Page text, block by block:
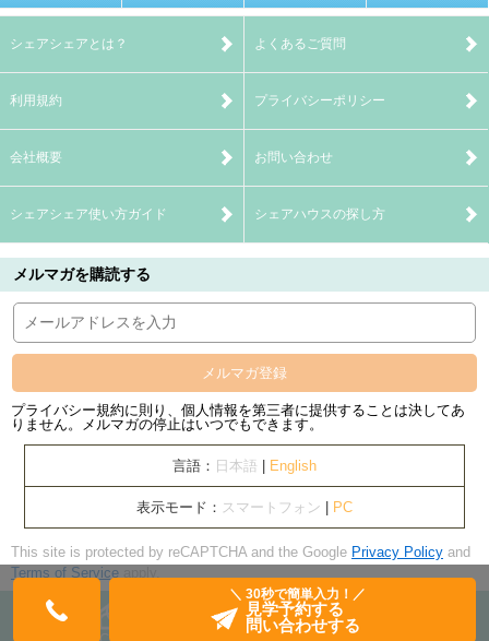
＼ 30秒で簡単入力！／
見学予約する
問い合わせする
シェアシェアとは？ よくあるご質問
利用規約 プライバシーポリシー
会社概要 お問い合わせ
シェアシェア使い方ガイド シェアハウスの探し方
メルマガを購読する
メルマガ登録
プライバシー規約に則り、個人情報を第三者に提供することは決してあ
りません。メルマガの停止はいつでもできます。
言語： 日本語 English
表示モード： スマートフォン PC
This site is protected by reCAPTCHA and the Google Privacy Policy and
Terms of Service